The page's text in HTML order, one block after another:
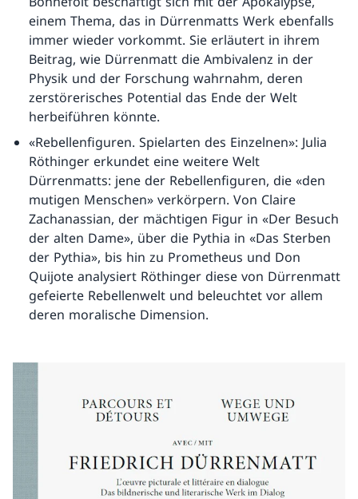
einem Thema, das in Dürrenmatts Werk ebenfalls
immer wieder vorkommt. Sie erläutert in ihrem
Beitrag, wie Dürrenmatt die Ambivalenz in der
Physik und der Forschung wahrnahm, deren
zerstörerisches Potential das Ende der Welt
herbeiführen könnte.
«Rebellenfiguren. Spielarten des Einzelnen»: Julia
Röthinger erkundet eine weitere Welt
Dürrenmatts: jene der Rebellenfiguren, die «den
mutigen Menschen» verkörpern. Von Claire
Zachanassian, der mächtigen Figur in «Der Besuch
der alten Dame», über die Pythia in «Das Sterben
der Pythia», bis hin zu Prometheus und Don
Quijote analysiert Röthinger diese von Dürrenmatt
gefeierte Rebellenwelt und beleuchtet vor allem
deren moralische Dimension.